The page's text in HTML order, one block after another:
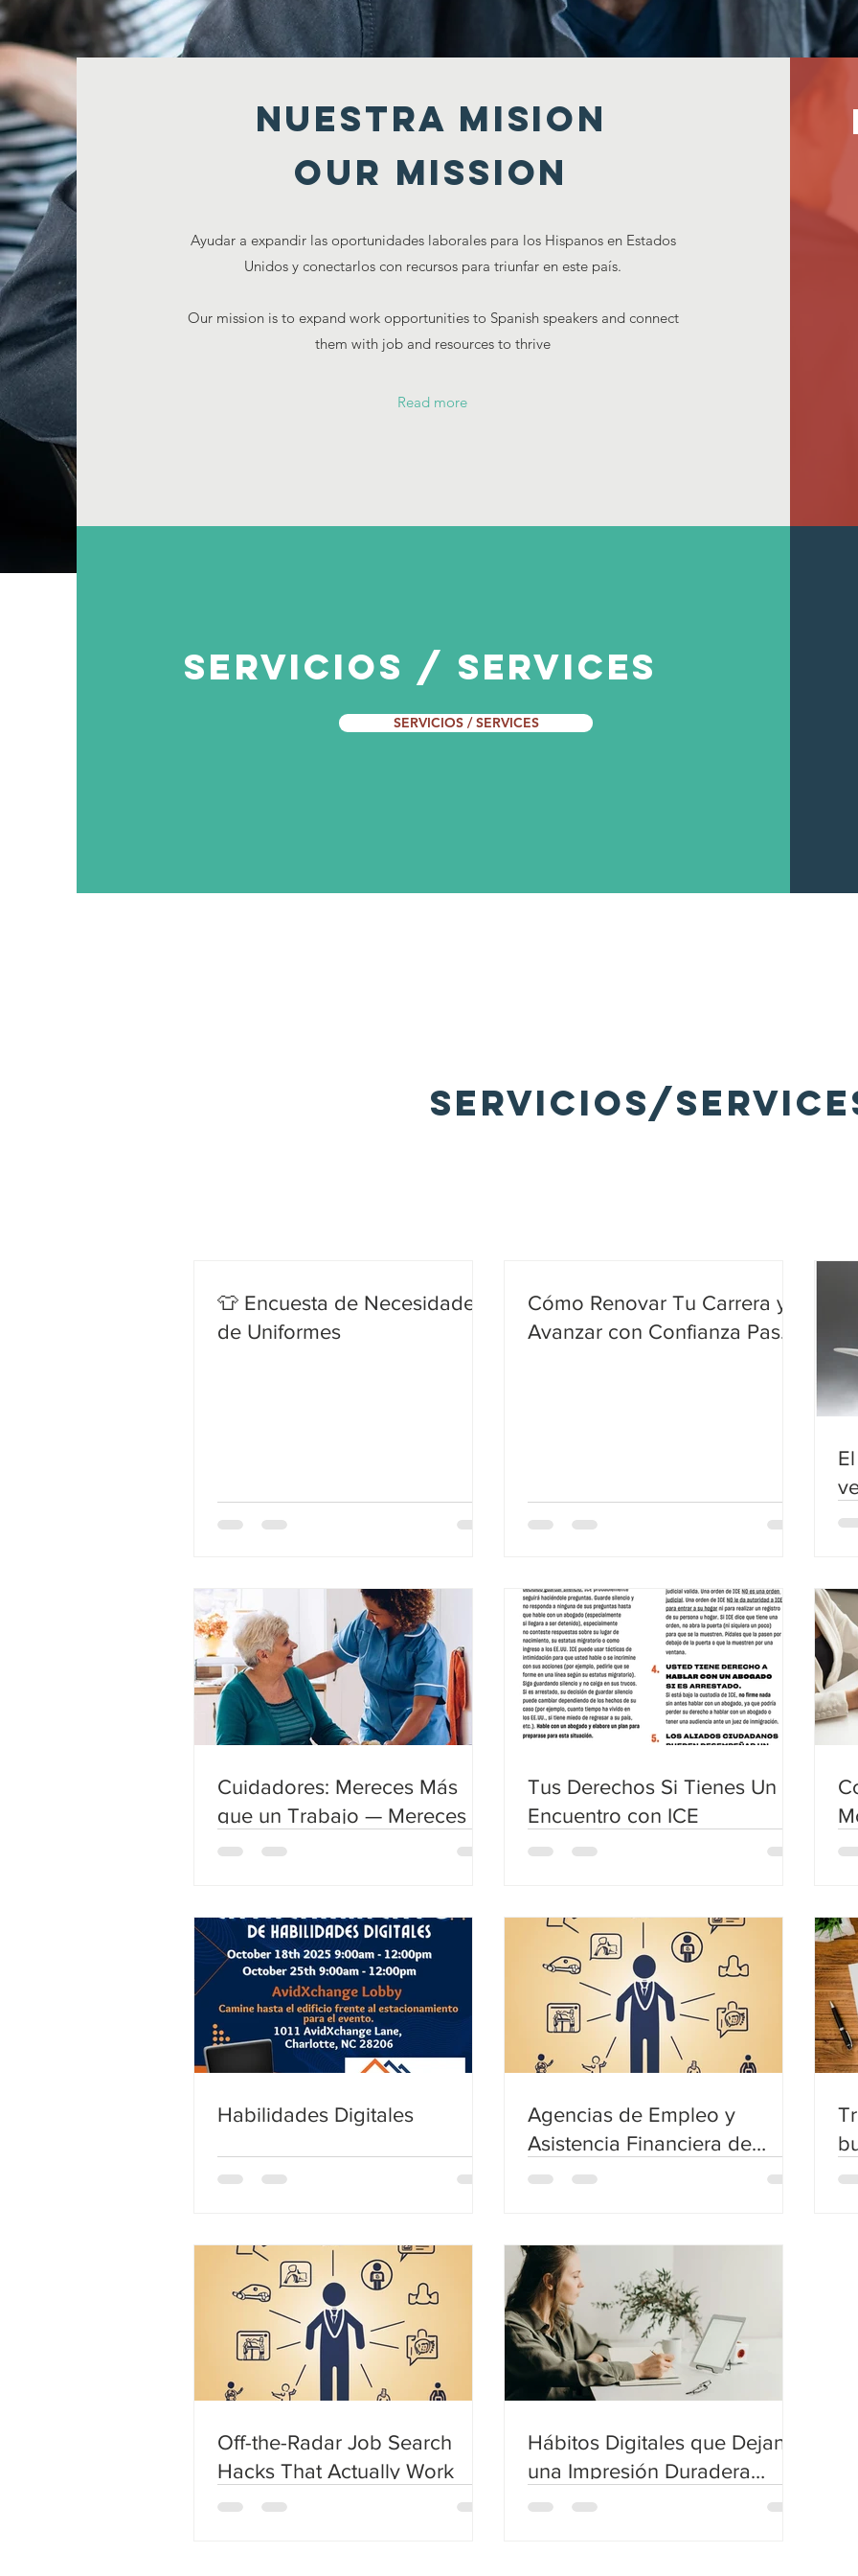
nuestra mision
Our Mission
Ayudar a expandir las oportunidades laborales para los Hispanos en Estados
Unidos y conectarlos con recursos para triunfar en este país.
Our mission is to expand work opportunities to Spanish speakers and connect
them with job and resources to thrive
Read more
sERVICIOS / SERVICES
SERVICIOS / SERVICES
servicios/
👕 Encuesta de Necesidades
de Uniformes
Cómo Renovar Tu Carrera y
Avanzar con Confianza Paso
Cuidadores: Mereces Más
que un Trabajo — Mereces un
Propósito
Tus Derechos Si Tienes Un
Encuentro con ICE
Habilidades Digitales
Agencias de Empleo y
Asistencia Financiera de
Emergencia
Off-the-Radar Job Search
Hacks That Actually Work
Hábitos Digitales que Dejan
una Impresión Duradera
Durante el Proceso de